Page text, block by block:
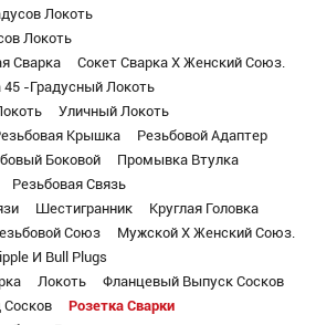
Локоть
Локоть
Сварка
Сокет Сварка X Женский Союз.
45 -градусный Локоть
Уличный Локоть
Крышка
Резьбовой Адаптер
Боковой
Промывка Втулка
Резьбовая Связь
Шестигранник
Круглая Головка
Союз
Мужской X Женский Союз.
И Bull Plugs
Локоть
Фланцевый Выпуск Сосков
Розетка Сварки